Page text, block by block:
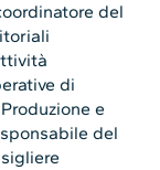
del
di
e
del